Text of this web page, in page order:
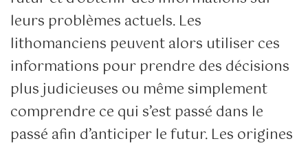
leurs problèmes actuels. Les
lithomanciens peuvent alors utiliser ces
informations pour prendre des décisions
plus judicieuses ou même simplement
comprendre ce qui s’est passé dans le
passé afin d’anticiper le futur. Les origines